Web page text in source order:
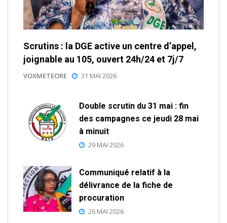
Scrutins : la DGE active un centre d’appel,
joignable au 105, ouvert 24h/24 et 7j/7
VOXMETEORE 31 MAI 2026
Double scrutin du 31 mai : fin
des campagnes ce jeudi 28 mai
à minuit
29 MAI 2026
Communiqué relatif à la
délivrance de la fiche de
procuration
26 MAI 2026